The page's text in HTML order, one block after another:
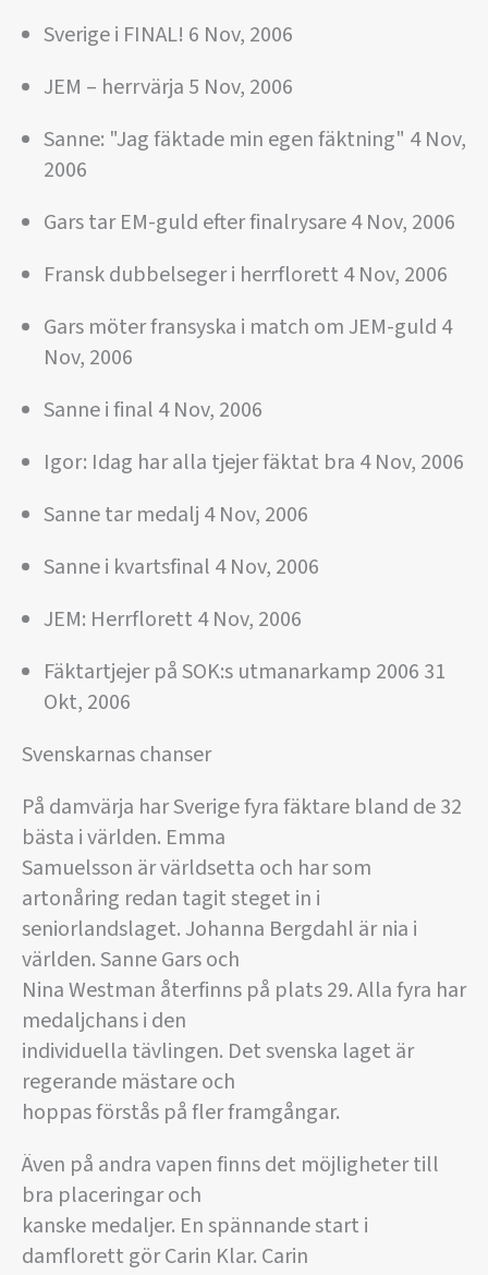
Sverige i FINAL! 6 Nov, 2006
JEM – herrvärja 5 Nov, 2006
Sanne: "Jag fäktade min egen fäktning" 4 Nov,
2006
Gars tar EM-guld efter finalrysare 4 Nov, 2006
Fransk dubbelseger i herrflorett 4 Nov, 2006
Gars möter fransyska i match om JEM-guld 4
Nov, 2006
Sanne i final 4 Nov, 2006
Igor: Idag har alla tjejer fäktat bra 4 Nov, 2006
Sanne tar medalj 4 Nov, 2006
Sanne i kvartsfinal 4 Nov, 2006
JEM: Herrflorett 4 Nov, 2006
Fäktartjejer på SOK:s utmanarkamp 2006 31
Okt, 2006
Svenskarnas chanser
På damvärja har Sverige fyra fäktare bland de 32
bästa i världen. Emma
Samuelsson är världsetta och har som
artonåring redan tagit steget in i
seniorlandslaget. Johanna Bergdahl är nia i
världen. Sanne Gars och
Nina Westman återfinns på plats 29. Alla fyra har
medaljchans i den
individuella tävlingen. Det svenska laget är
regerande mästare och
hoppas förstås på fler framgångar.
Även på andra vapen finns det möjligheter till
bra placeringar och
kanske medaljer. En spännande start i
damflorett gör Carin Klar. Carin